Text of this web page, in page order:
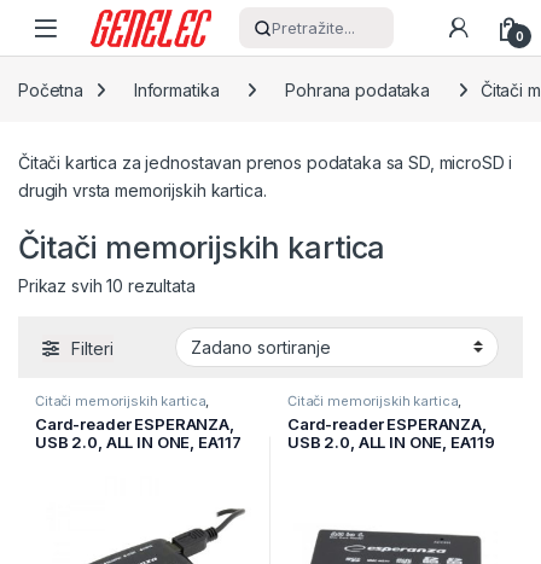
Skip to navigation
Skip to content
Pretražite... 0
Početna Informatika Pohrana podataka Čitači
Čitači kartica za jednostavan prenos podataka sa SD, microSD i
drugih vrsta memorijskih kartica.
Čitači memorijskih kartica
Prikaz svih 10 rezultata
Filteri
Čitači memorijskih kartica,
Pohrana podataka
Card-reader ESPERANZA,
USB 2.0, ALL IN ONE, EA117
Čitači memorijskih kartica,
Pohrana podataka
Card-reader ESPERANZA,
USB 2.0, ALL IN ONE, EA119